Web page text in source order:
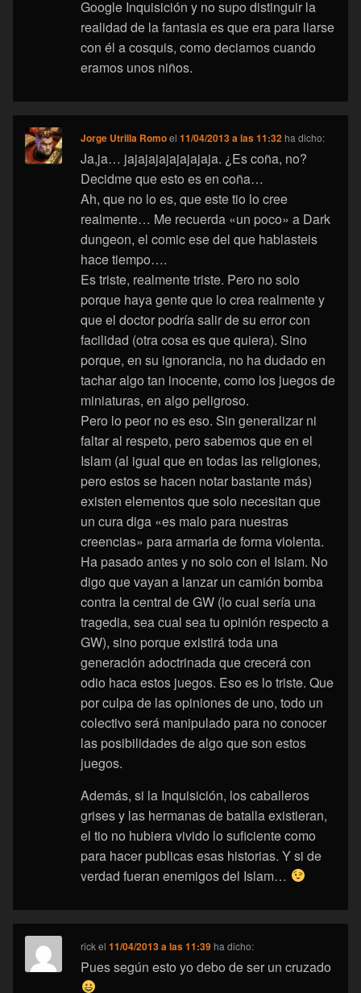
Google Inquisición y no supo distinguir la
realidad de la fantasia es que era para liarse
con él a cosquis, como deciamos cuando
eramos unos niños.
Jorge Utrilla Romoel11/04/2013 a las 11:32 ha dicho:
Ja,ja… jajajajajajajajaja. ¿Es coña, no?
Decidme que esto es en coña…
Ah, que no lo es, que este tio lo cree
realmente… Me recuerda «un poco» a Dark
dungeon, el comic ese del que hablasteis
hace tiempo….
Es triste, realmente triste. Pero no solo
porque haya gente que lo crea realmente y
que el doctor podría salir de su error con
facilidad (otra cosa es que quiera). Sino
porque, en su ignorancia, no ha dudado en
tachar algo tan inocente, como los juegos de
miniaturas, en algo peligroso.
Pero lo peor no es eso. Sin generalizar ni
faltar al respeto, pero sabemos que en el
Islam (al igual que en todas las religiones,
pero estos se hacen notar bastante más)
existen elementos que solo necesitan que
un cura diga «es malo para nuestras
creencias» para armarla de forma violenta.
Ha pasado antes y no solo con el Islam. No
digo que vayan a lanzar un camión bomba
contra la central de GW (lo cual sería una
tragedia, sea cual sea tu opinión respecto a
GW), sino porque existirá toda una
generación adoctrinada que crecerá con
odio haca estos juegos. Eso es lo triste. Que
por culpa de las opiniones de uno, todo un
colectivo será manipulado para no conocer
las posibilidades de algo que son estos
juegos.
Además, si la Inquisición, los caballeros
grises y las hermanas de batalla existieran,
el tio no hubiera vivido lo suficiente como
para hacer publicas esas historias. Y si de
verdad fueran enemigos del Islam…
rickel11/04/2013 a las 11:39 ha dicho:
Pues según esto yo debo de ser un cruzado